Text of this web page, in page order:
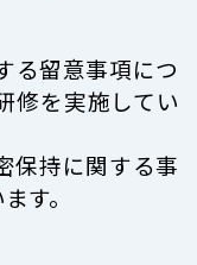
る留意事項につ
修を実施してい
保持に関する事
す。